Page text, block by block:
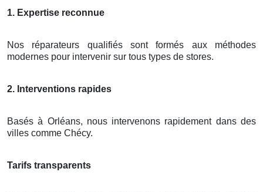
1. Expertise reconnue
Nos réparateurs qualifiés sont formés aux méthodes
modernes pour intervenir sur tous types de stores.
2. Interventions rapides
Basés à Orléans, nous intervenons rapidement dans des
villes comme Chécy.
Tarifs transparents